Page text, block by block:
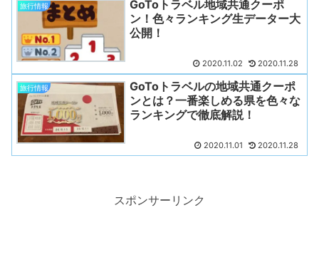
旅行情報
GoToトラベル地域共通クーポ
ン！色々ランキング生データー大
公開！
2020.11.02 2020.11.28
旅行情報
GoToトラベルの地域共通クーポ
ンとは？一番楽しめる県を色々な
ランキングで徹底解説！
2020.11.01 2020.11.28
スポンサーリンク